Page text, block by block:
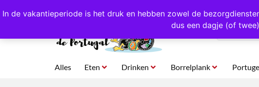
In de vakantieperiode is het druk en hebben zowel de
dus een dagje (of
4,8/5,0 sterren beoordeeld! Eigen import uit Portugal
Alles Eten Drinken Borrelplank